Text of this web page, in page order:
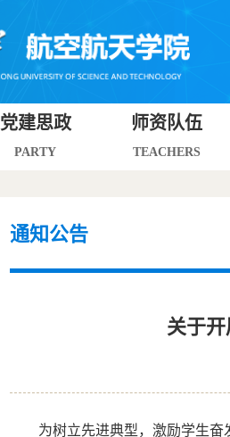
党建思政
PARTY
师资队伍
TEACHERS
通知公告
关于
为树立先进典型，激励学生